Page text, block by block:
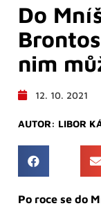
Do
nim
12. 10. 2021
AUTOR: LIBOR
Po roce se do